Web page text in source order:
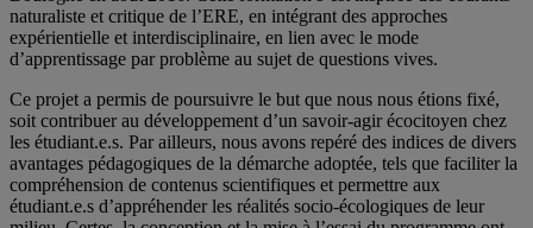
naturaliste et critique de l’ERE, en intégrant des approches
expérientielle et interdisciplinaire, en lien avec le mode
d’apprentissage par problème au sujet de questions vives.
Ce projet a permis de poursuivre le but que nous nous étions fixé,
soit contribuer au développement d’un savoir-agir écocitoyen chez
les étudiant.e.s. Par ailleurs, nous avons repéré des indices de divers
avantages pédagogiques de la démarche adoptée, tels que faciliter la
compréhension de contenus scientifiques et permettre aux
étudiant.e.s d’appréhender les réalités socio-écologiques de leur